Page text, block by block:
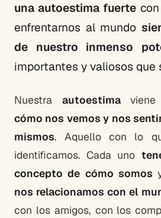
una autoestima fuerte
enfrentarnos al mundo
de nuestro inmenso
importantes y valiosos que
Nuestra autoestimaviene
cómo nos vemos y nos
mismos. Aquello con lo
identificamos. Cada uno
concepto de cómo somos
nos relacionamos con el
con los amigos, con los